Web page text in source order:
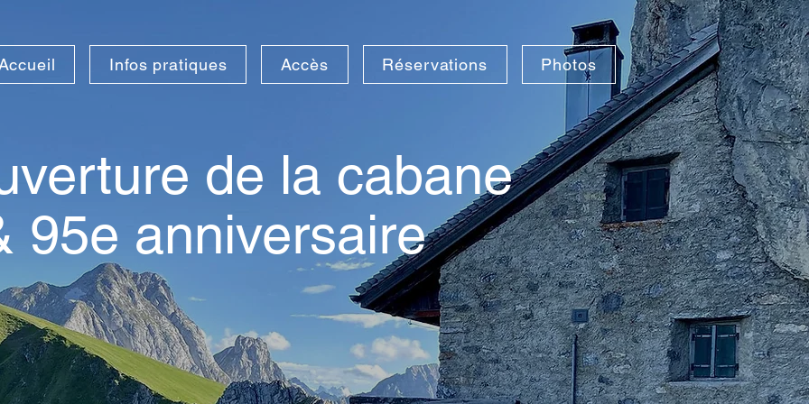
Infos pratiques Accès Réservations Photos
de la cabane
95e anniversaire